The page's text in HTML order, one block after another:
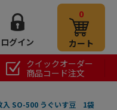
ログイン
0
カート
クイックオーダー
商品コード注文
入 SO-500 うぐいす豆 1袋